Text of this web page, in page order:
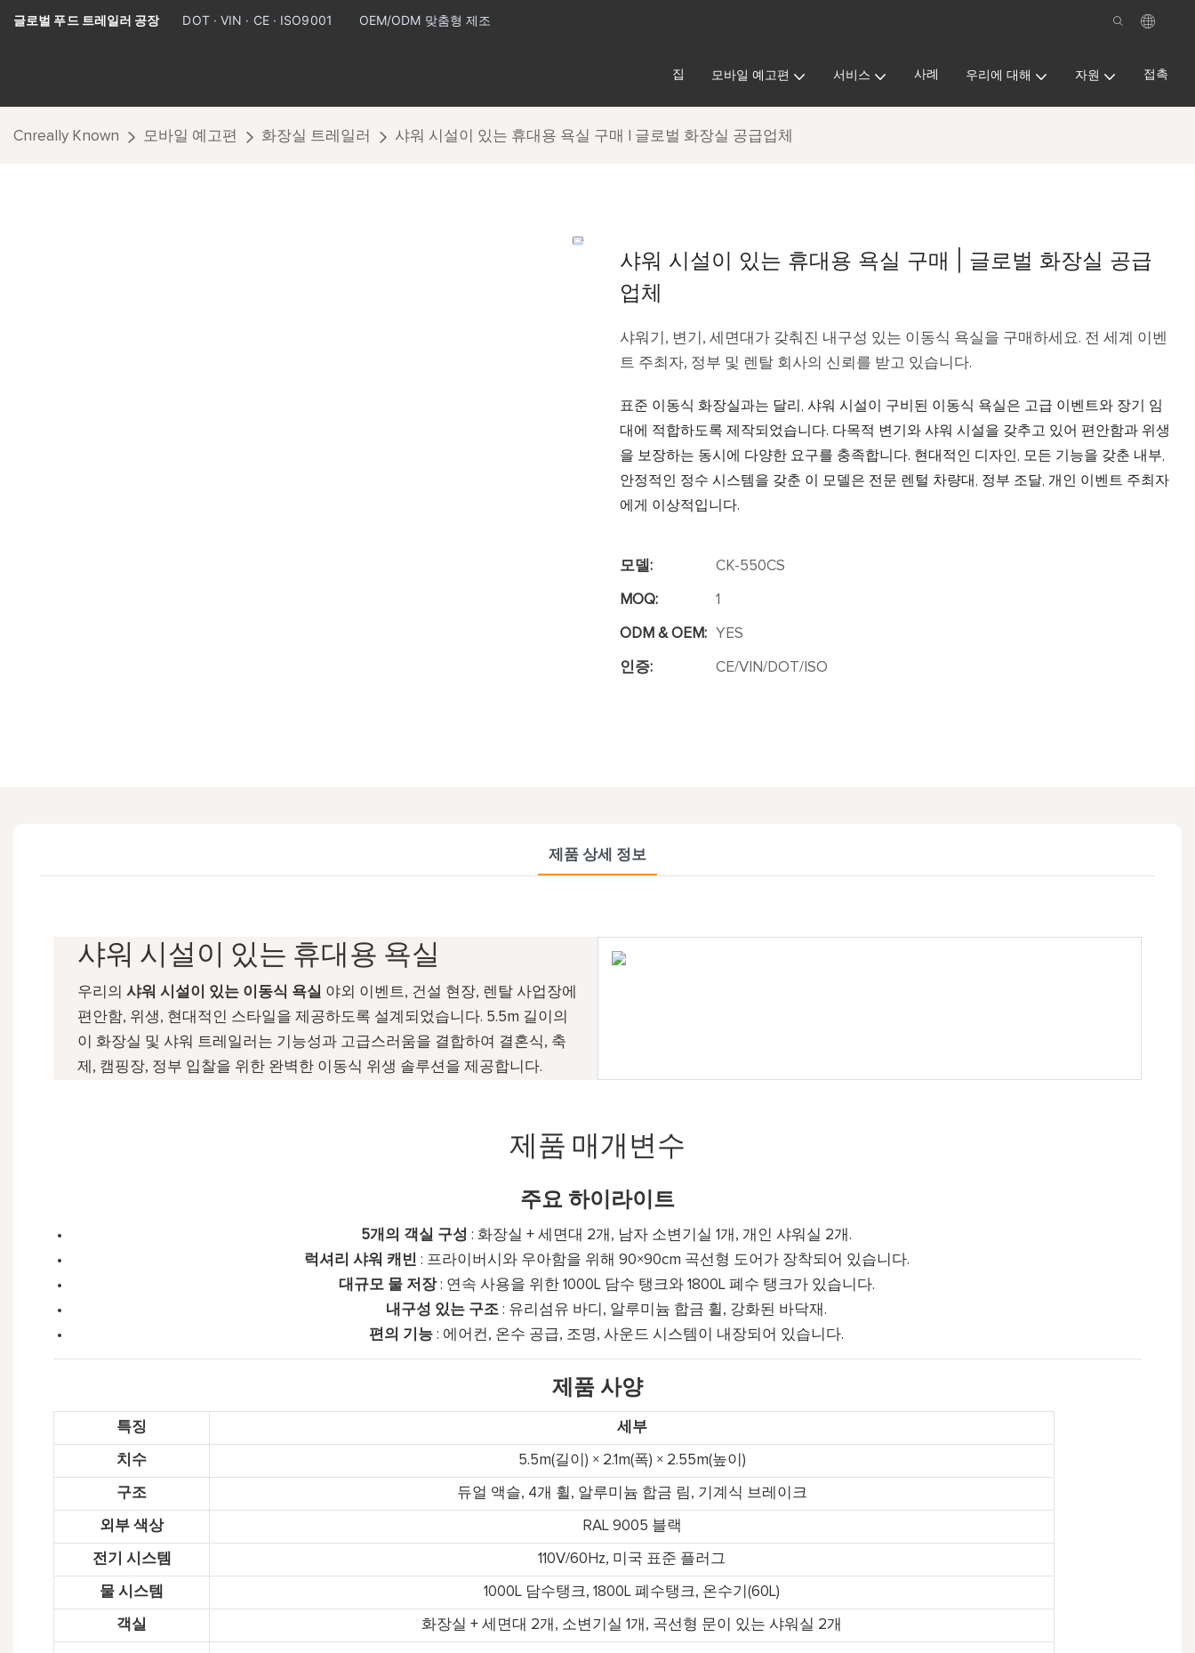
글로벌 푸드 트레일러 공장 DOT · VIN · CE · ISO9001 OEM/ODM 맞춤형 제조
집 모바일 예고편 서비스 사례 우리에 대해 자원 접촉
Cnreally Known 모바일 예고편 화장실 트레일러 샤워 시설이 있는 휴대용 욕실 구매 | 글로벌 화장실 공급업체
샤워 시설이 있는 휴대용 욕실 구매 | 글로벌 화장실 공급
업체
샤워기, 변기, 세면대가 갖춰진 내구성 있는 이동식 욕실을 구매하세요. 전 세계 이벤
트 주최자, 정부 및 렌탈 회사의 신뢰를 받고 있습니다.
표준 이동식 화장실과는 달리, 샤워 시설이 구비된 이동식 욕실은 고급 이벤트와 장기 임
대에 적합하도록 제작되었습니다. 다목적 변기와 샤워 시설을 갖추고 있어 편안함과 위생
을 보장하는 동시에 다양한 요구를 충족합니다. 현대적인 디자인, 모든 기능을 갖춘 내부,
안정적인 정수 시스템을 갖춘 이 모델은 전문 렌털 차량대, 정부 조달, 개인 이벤트 주최자
에게 이상적입니다.
모델: CK-550CS
MOQ: 1
ODM & OEM: YES
인증: CE/VIN/DOT/ISO
제품 상세 정보
샤워 시설이 있는 휴대용 욕실
우리의 샤워 시설이 있는 이동식 욕실 야외 이벤트, 건설 현장, 렌탈 사업장에
편안함, 위생, 현대적인 스타일을 제공하도록 설계되었습니다. 5.5m 길이의
이 화장실 및 샤워 트레일러는 기능성과 고급스러움을 결합하여 결혼식, 축
제, 캠핑장, 정부 입찰을 위한 완벽한 이동식 위생 솔루션을 제공합니다.
제품 매개변수
주요 하이라이트
5개의 객실 구성: 화장실 + 세면대 2개, 남자 소변기실 1개, 개인 샤워실 2개.
럭셔리 샤워 캐빈 : 프라이버시와 우아함을 위해 90×90cm 곡선형 도어가 장착되어 있습니다.
대규모 물 저장: 연속 사용을 위한 1000L 담수 탱크와 1800L 폐수 탱크가 있습니다.
내구성 있는 구조: 유리섬유 바디, 알루미늄 합금 휠, 강화된 바닥재.
편의 기능: 에어컨, 온수 공급, 조명, 사운드 시스템이 내장되어 있습니다.
제품 사양
특징 세부
치수 5.5m(길이) × 2.1m(폭) × 2.55m(높이)
구조 듀얼 액슬, 4개 휠, 알루미늄 합금 림, 기계식 브레이크
외부 색상 RAL 9005 블랙
전기 시스템 110V/60Hz, 미국 표준 플러그
물 시스템 1000L 담수탱크, 1800L 폐수탱크, 온수기(60L)
객실 화장실 + 세면대 2개, 소변기실 1개, 곡선형 문이 있는 샤워실 2개